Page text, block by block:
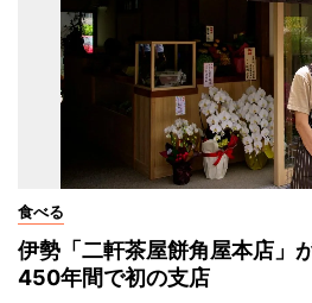
食べる
伊勢「二軒茶屋餅角屋本店
450年間で初の支店